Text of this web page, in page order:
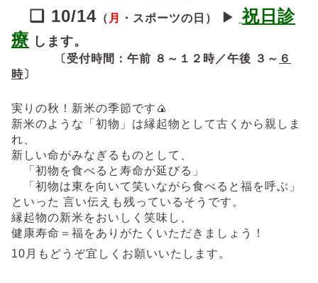
❏ 10/14 （ 月 ・ スポーツの日 ） ▶
祝日診
療 します。
〔受付時間：午前 ８～１２時／午後 ３～ ６
時〕
実りの秋！新米の季節です🍙
新米のような「初物」は縁起物として古くから親しま
れ、
新しい命がみなぎるものとして、
「初物を食べると寿命が延びる」
「初物は東を向いて笑いながら食べると福を呼ぶ」
といった 言い伝えも残っているそうです。
縁起物の新米をおいしく笑味し、
健康寿命＝福をありがたくいただきましょう！
10月もどうぞ宜しくお願いいたします。